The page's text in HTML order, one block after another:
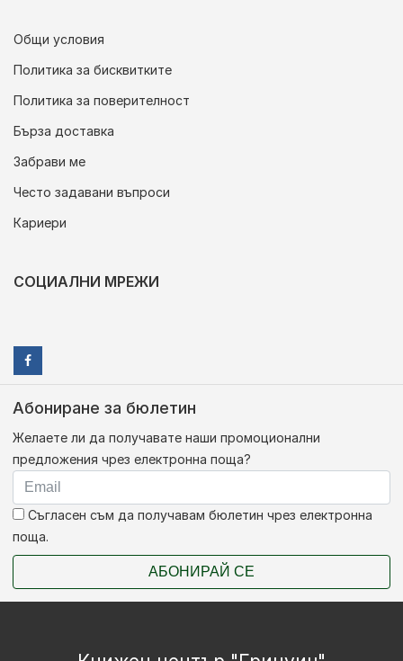
Общи условия
Политика за бисквитките
Политика за поверителност
Бърза доставка
Забрави ме
Често задавани въпроси
Кариери
СОЦИАЛНИ МРЕЖИ
Абониране за бюлетин
Желаете ли да получавате наши промоционални
предложения чрез електронна поща?
Съгласен съм да получавам бюлетин чрез електронна
поща.
АБОНИРАЙ СЕ